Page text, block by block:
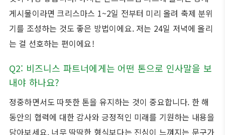
게시물이라면 크리스마스 1~2일 전부터 미리 올려 축제 분위
기를 조성하는 것도 좋은 방법이에요. 저는 24일 저녁에 올리
는 걸 선호하는 편이에요!
Q2: 비즈니스 파트너에게는 어떤 톤으로 인사말을 보
내야 하나요?
정중하면서도 따뜻한 톤을 유지하는 것이 중요합니다. 한 해
동안의 협력에 대한 감사와 긍정적인 미래를 기원하는 내용을
담아보세요. 너무 딱딱한 형식보다는 진심이 느껴지는 문구가